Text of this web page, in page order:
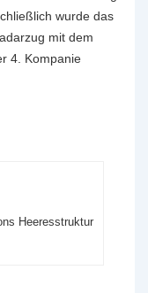
wurde das
mit dem
4. Kompanie
Heeresstruktur